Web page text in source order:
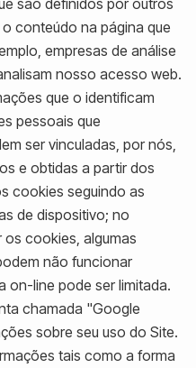
são definidos por outros
conteúdo na página que
empresas de análise
nosso acesso web.
que o identificam
pessoais que
ser vinculadas, por nós,
e obtidas a partir dos
cookies seguindo as
de dispositivo; no
cookies, algumas
não funcionar
on-line pode ser limitada.
chamada "Google
sobre seu uso do Site.
tais como a forma